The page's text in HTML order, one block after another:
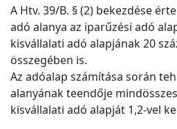
A Htv. 39/B. § (2) bekezdése
adó alanya az iparűzési adó
kisvállalati adó alapjának 20
összegében is.
Az adóalap számítása során
alanyának teendője
kisvállalati adó alapját 1,2-vel